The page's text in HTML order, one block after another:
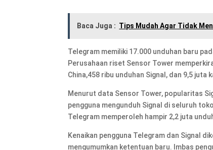
Baca Juga : Tips Mudah Agar Tidak
Telegram memiliki 17.000 unduhan baru
Perusahaan riset Sensor Tower
China,458 ribu unduhan Signal, dan 9,5 juta
Menurut data Sensor Tower, popularitas
pengguna mengunduh Signal di seluruh
Telegram memperoleh hampir 2,2 juta
Kenaikan pengguna Telegram dan Signal
mengumumkan ketentuan baru. Imbas